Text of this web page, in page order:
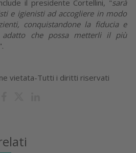
il presidente Cortellini, "sarà
e igienisti ad accogliere in modo
conquistandone la fiducia e
adatto che possa metterli il più
".
vietata-Tutti i diritti riservati